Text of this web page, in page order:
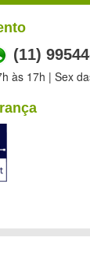
(11)
às 17h | Sex